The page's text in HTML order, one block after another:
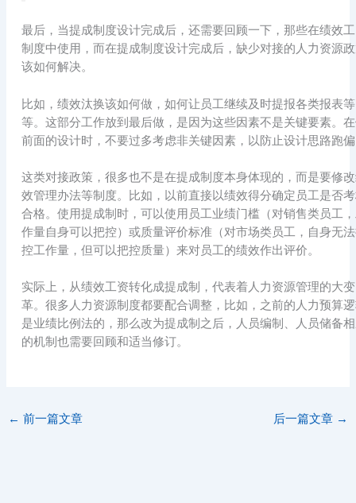
最后，当提成制度设计完成后，还需要回顾一下，那些在绩效
制度中使用，而在提成制度设计完成后，缺少对接的人力资源
该如何解决。
比如，绩效汰换该如何做，如何让员工继续及时提报各类报表等
等。这部分工作放到最后做，是因为这些因素不是关键要素。
前面的设计时，不要过多考虑非关键因素，以防止设计思路跑
这类对接政策，很多也不是在提成制度本身体现的，而是要修
效管理办法等制度。比如，以前直接以绩效得分确定员工是否
合格。使用提成制时，可以使用员工业绩门槛（对销售类员工
作量自身可以把控）或质量评价标准（对市场类员工，自身无
控工作量，但可以把控质量）来对员工的绩效作出评价。
实际上，从绩效工资转化成提成制，代表着人力资源管理的大变
革。很多人力资源制度都要配合调整，比如，之前的人力预算
是业绩比例法的，那么改为提成制之后，人员编制、人员储备
的机制也需要回顾和适当修订。
← 前一篇文章 后一篇文章 →